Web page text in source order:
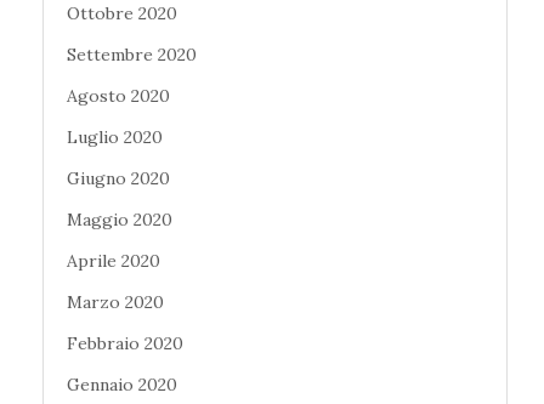
Ottobre 2020
Settembre 2020
Agosto 2020
Luglio 2020
Giugno 2020
Maggio 2020
Aprile 2020
Marzo 2020
Febbraio 2020
Gennaio 2020